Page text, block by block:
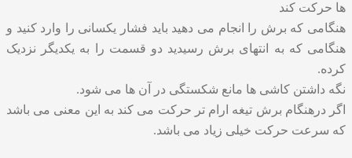
ها حرکت کند
هنگامی که برش را انجام می دهید باید فشار یکسانی را وارد کنید و
هنگامی که به انتهای برش رسیدید دو قسمت را به یکدیگر نزدیک
کرده.
نگه داشتن کاشی ها مانع شکستگی در آن ها می شود.
اگر درهنگام برش تیغه ارام تر حرکت می کند به این معنی می باشد
که سرعت حرکت خیلی زیاد می باشد.